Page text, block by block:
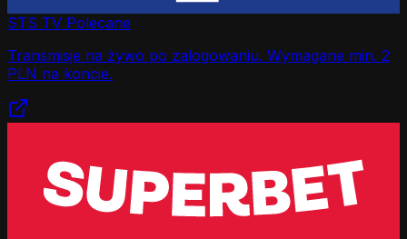
STS TV Polecane
Transmisje na żywo po zalogowaniu. Wymagane min. 2
PLN na koncie.